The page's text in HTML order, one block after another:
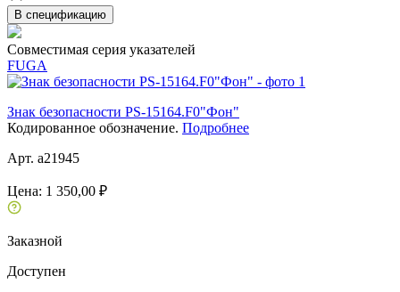
В спецификацию
Совместимая серия указателей
FUGA
Знак безопасности PS-15164.F0"Фон"
Кодированное обозначение. Подробнее
Арт. a21945
Цена: 1 350,00 ₽
Заказной
Доступен